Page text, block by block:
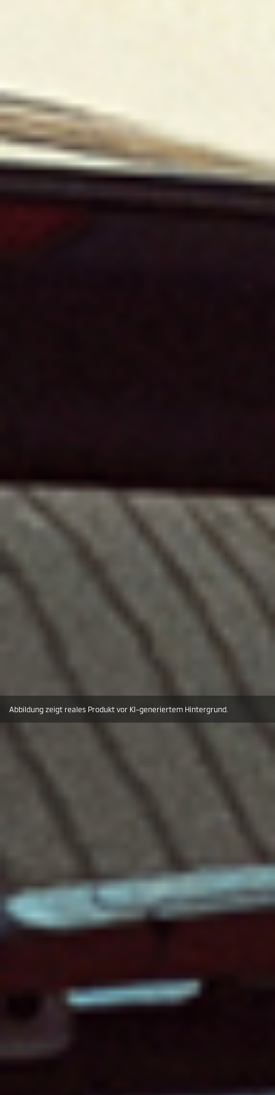
Abbildung zeigt reales Produkt vor KI-generiertem Hintergrund.